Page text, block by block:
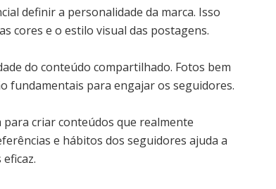
definir a personalidade da marca. Isso
cores e o estilo visual das postagens.
do conteúdo compartilhado. Fotos bem
fundamentais para engajar os seguidores.
para criar conteúdos que realmente
e hábitos dos seguidores ajuda a